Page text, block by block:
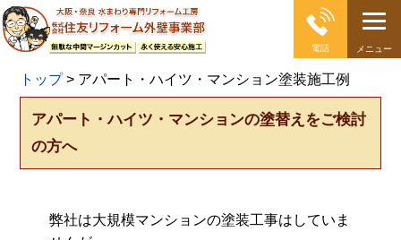
大阪の外壁塗装・屋根塗装 戸建て住宅塗り替え専門店
電話 メニュー
トップ> アパート・ハイツ・マンション塗装施工例
アパート・ハイツ・マンションの塗替えをご検討
の方へ
弊社は大規模マンションの塗装工事はしていま